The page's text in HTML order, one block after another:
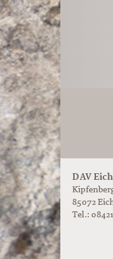
DAV
85072
Tel.: